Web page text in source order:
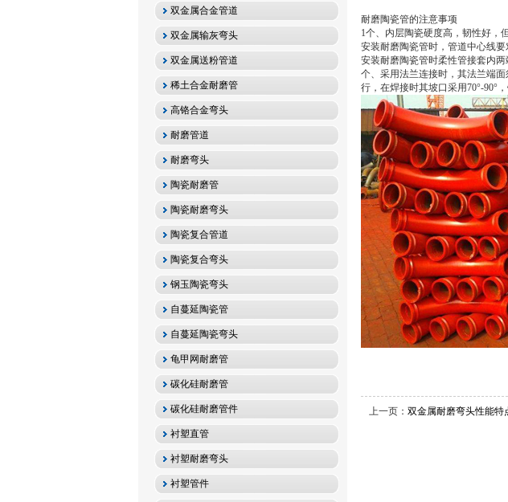
双金属合金管道
双金属输灰弯头
双金属送粉管道
稀土合金耐磨管
高铬合金弯头
耐磨管道
耐磨弯头
陶瓷耐磨管
陶瓷耐磨弯头
陶瓷复合管道
陶瓷复合弯头
钢玉陶瓷弯头
自蔓延陶瓷管
自蔓延陶瓷弯头
龟甲网耐磨管
碳化硅耐磨管
碳化硅耐磨管件
衬塑直管
衬塑耐磨弯头
衬塑管件
耐磨陶瓷管的注意事项
1个、内层陶瓷硬度高，韧性好，
安装耐磨陶瓷管时，管道中心线
安装耐磨陶瓷管时柔性管接套内
个、采用法兰连接时，其法兰端
行，在焊接时其坡口采用70°-90°
上一页： 双金属耐磨弯头性能特